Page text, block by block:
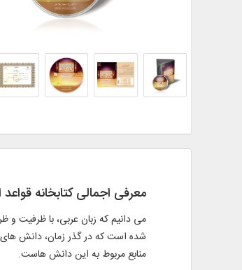
معرفی اجمالی کتابخانه
می دانیم که زبان عربی، با ظرفیت
شده است که در گذر زمان، دانش های
منابع مربوط به این دانش هاست.